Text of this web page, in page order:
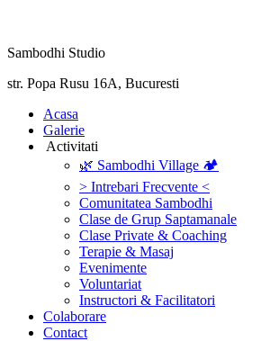
Sambodhi Studio
str. Popa Rusu 16A, Bucuresti
‎Acasa
Galerie
‎ ‎Activitati‎
🌿 Sambodhi Village 🏕️
> Intrebari Frecvente <
Comunitatea Sambodhi
Clase de Grup Saptamanale
Clase Private & Coaching
Terapie & Masaj
‎Evenimente
Voluntariat
‏‏‎Instructori & Facilitatori
Colaborare
Contact